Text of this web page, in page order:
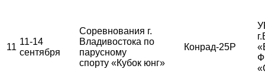
11
11-14
сентября
Соревнования г.
Владивостока по
парусному
спорту «Кубок юнг»
Конрад-25Р